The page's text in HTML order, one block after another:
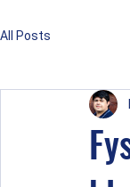
All Posts